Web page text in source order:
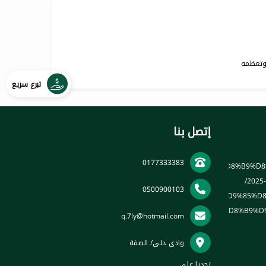
وتعظمه
إتصل بنا
0177333383
0500900103
q.7ly@hotmail.com
وادي حلي/ الصفة
تبرع سريع